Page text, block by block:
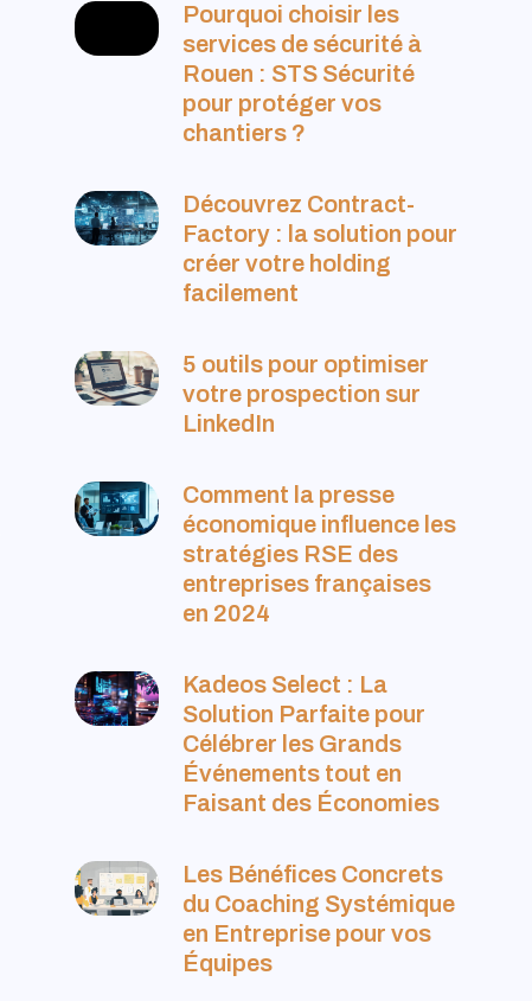
Pourquoi choisir les
services de sécurité à
Rouen : STS Sécurité
pour protéger vos
chantiers ?
Découvrez Contract-
Factory : la solution pour
créer votre holding
facilement
5 outils pour optimiser
votre prospection sur
LinkedIn
Comment la presse
économique influence les
stratégies RSE des
entreprises françaises
en 2024
Kadeos Select : La
Solution Parfaite pour
Célébrer les Grands
Événements tout en
Faisant des Économies
Les Bénéfices Concrets
du Coaching Systémique
en Entreprise pour vos
Équipes